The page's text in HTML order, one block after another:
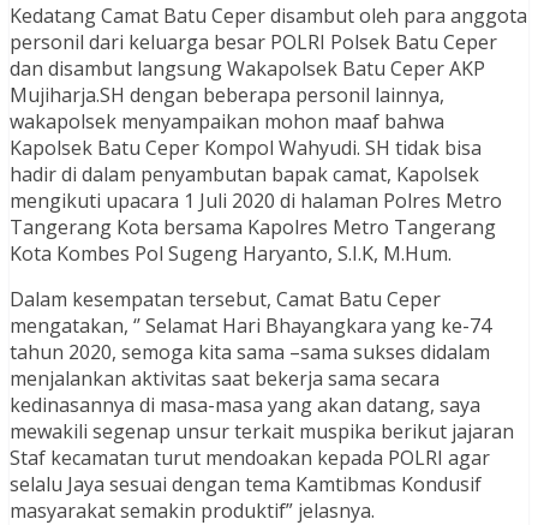
Kedatang Camat Batu Ceper disambut oleh para anggota
personil dari keluarga besar POLRI Polsek Batu Ceper
dan disambut langsung Wakapolsek Batu Ceper AKP
Mujiharja.SH dengan beberapa personil lainnya,
wakapolsek menyampaikan mohon maaf bahwa
Kapolsek Batu Ceper Kompol Wahyudi. SH tidak bisa
hadir di dalam penyambutan bapak camat, Kapolsek
mengikuti upacara 1 Juli 2020 di halaman Polres Metro
Tangerang Kota bersama Kapolres Metro Tangerang
Kota Kombes Pol Sugeng Haryanto, S.I.K, M.Hum.
Dalam kesempatan tersebut, Camat Batu Ceper
mengatakan, ‘’ Selamat Hari Bhayangkara yang ke-74
tahun 2020, semoga kita sama –sama sukses didalam
menjalankan aktivitas saat bekerja sama secara
kedinasannya di masa-masa yang akan datang, saya
mewakili segenap unsur terkait muspika berikut jajaran
Staf kecamatan turut mendoakan kepada POLRI agar
selalu Jaya sesuai dengan tema Kamtibmas Kondusif
masyarakat semakin produktif” jelasnya.